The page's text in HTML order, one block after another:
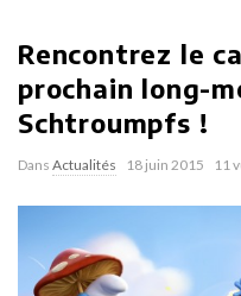
Rencontrez le
prochain long-
Schtroumpfs !
Dans Actualités 18 juin 2015 11